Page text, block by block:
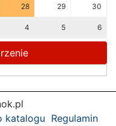
28 29 30
4 5 6
katalogu Regulamin